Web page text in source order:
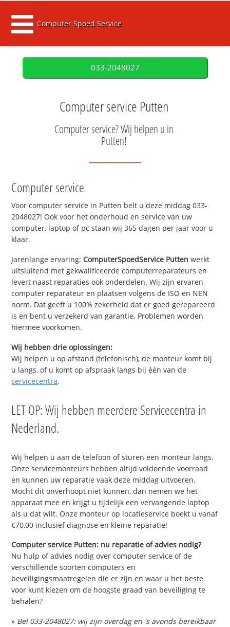
Computer Spoed Service
033-2048027
Computer service Putten
Computer service? Wij helpen u in
Putten!
Computer service
Voor computer service in Putten belt u deze middag 033-
2048027! Ook voor het onderhoud en service van uw
computer, laptop of pc staan wij 365 dagen per jaar voor u
klaar.
Jarenlange ervaring:ComputerSpoedService Putten werkt
uitsluitend met gekwalificeerde computerreparateurs en
levert naast reparaties ook onderdelen. Wij zijn ervaren
computer reparateur en plaatsen volgens de ISO en NEN
norm. Dat geeft u 100% zekerheid dat er goed gerepareerd
is en bent u verzekerd van garantie. Problemen worden
hiermee voorkomen.
Wij hebben drie oplossingen:
Wij helpen u op afstand (telefonisch), de monteur komt bij
u langs, of u komt op afspraak langs bij één van de
servicecentra.
LET OP: Wij hebben meerdere Servicecentra in
Nederland.
Wij helpen u aan de telefoon of sturen een monteur langs.
Onze servicemonteurs hebben altijd voldoende voorraad
en kunnen uw reparatie vaak deze middag uitvoeren.
Mocht dit onverhoopt niet kunnen, dan nemen we het
apparaat mee en krijgt u tijdelijk een vervangende laptop
als u dat wilt. Onze monteur op locatieservice boekt u vanaf
€70,00 inclusief diagnose en kleine reparatie!
Computer service Putten: nu reparatie of advies nodig?
Nu hulp of advies nodig over computer service of de
verschillende soorten computers en
beveiligingsmaatregelen die er zijn en waar u het beste
voor kunt kiezen om de hoogste graad van beveiliging te
behalen?
» Bel 033-2048027: wij zijn overdag en 's avonds bereikbaar